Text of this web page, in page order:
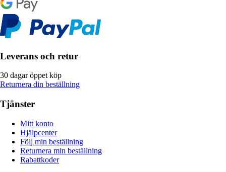
Leverans och retur
30 dagar öppet köp
Returnera din beställning
Tjänster
Mitt konto
Hjälpcenter
Följ min beställning
Returnera min beställning
Rabattkoder